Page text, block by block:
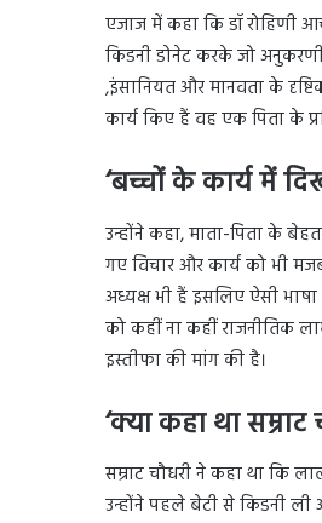
एजाज में कहा कि डॉ रोहिणी
किडनी डोनेट करके जो
,इंसानियत और मानवता के
कार्य किए हैं वह एक पिता के
‘बच्चों के कार्य में
उन्होंने कहा, माता-पिता के
गए विचार और कार्य को भी
अध्यक्ष भी हैं इसलिए ऐसी
को कहीं ना कहीं राजनीतिक
इस्तीफा की मांग की है।
‘क्या कहा था सम्राट
सम्राट चौधरी ने कहा था कि
उन्होंने पहले बेटी से किडनी ली